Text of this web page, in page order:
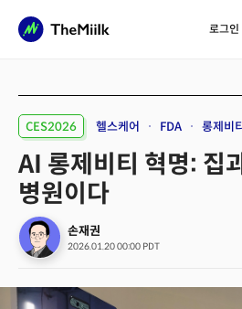
로그인
CES2026 헬스케어 FDA 롱제비
AI 롱제비티 혁명: 집
병원이다
손재권
2026.01.20 00:00 PDT